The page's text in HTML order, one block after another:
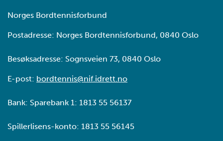
Norges Bordtennisforbund
Postadresse: Norges Bordtennisforbund, 0840 Oslo
Besøksadresse: Sognsveien 73, 0840 Oslo
E-post: bordtennis@nif.idrett.no
Bank: Sparebank 1: 1813 55 56137
Spillerlisens-konto: 1813 55 56145